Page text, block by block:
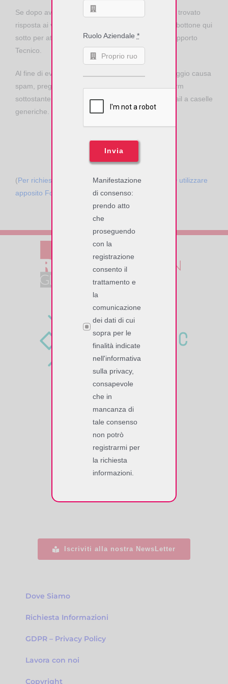
Se dopo aver consultato queste sezioni non avete trovato
risposta ai vostri quesiti, vi invitiamo a cliccare sul bottone qui
sotto per attivare il relativo servizio di Richiesta Supporto
Tecnico.
Al fine di evitare possibili perdite del Vostro messaggio causa
spam, preghiamo di utilizzare esclusivamente il form
sottostante, il nostro sistema ignora messaggi email a caselle
generiche.
(Per richiesta d'informazioni sulle Tecnologie RFID utilizzare
apposito Form
Iscriviti alla nostra NewsLetter
Dove Siamo
Richiesta Informazioni
GDPR – Privacy Policy
Lavora con noi
Copyright
Ruolo Aziendale *
Invia
Manifestazione
di consenso:
prendo atto
che
proseguendo
con la
registrazione
consento il
trattamento e
la
comunicazione
dei dati di cui
sopra per le
finalità indicate
nell'informativa
sulla privacy,
consapevole
che in
mancanza di
tale consenso
non potrò
registrarmi per
la richiesta
informazioni.